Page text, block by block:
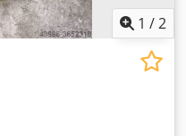
1 /2